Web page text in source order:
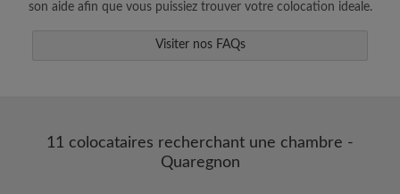
Faites vos demandes de visites
Faites part aux propriétaires et aux
son aide afin que vous puissiez trouver votre colocation ideale.
Visiter nos FAQs
11 colocataires recherchant une chambre -
Quaregnon